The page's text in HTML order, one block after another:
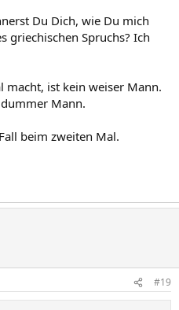
Du Dich, wie Du mich
griechischen Spruchs? Ich
macht, ist kein weiser Mann.
Mann.
beim zweiten Mal.
#19